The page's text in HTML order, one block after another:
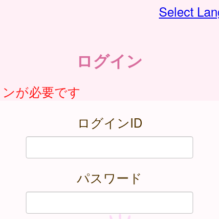
Select
ログイン
が必要です
ログインID
パスワード